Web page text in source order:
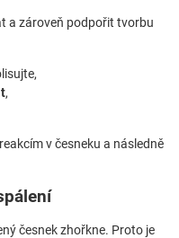
a zároveň podpořit tvorbu
,
v česneku a následně
česnek zhořkne. Proto je